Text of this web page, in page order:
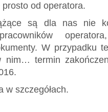
prosto od operatora.
są dla nas nie
W przypadku
nim… termin
w szczegółach.